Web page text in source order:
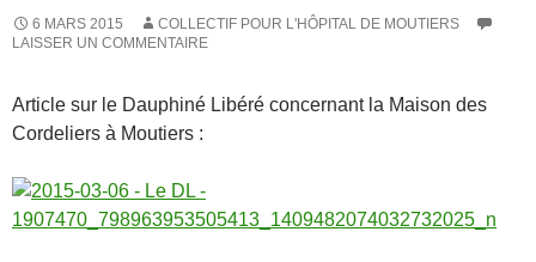
6 MARS 2015
COLLECTIF POUR L'HÔPITAL DE MOUTIERS
LAISSER UN COMMENTAIRE
Article sur le Dauphiné Libéré concernant la Maison des
Cordeliers à Moutiers :